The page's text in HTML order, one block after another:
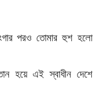
পরও তোমার হুশ হলো
হয়ে এই স্বাধীন দেশে